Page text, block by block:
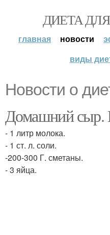
ДИЕТА
главная новости
виды
Новости о
Домашний сыр.
- 1 литр молока.
- 1 ст. л. соли.
-200-300 Г. сметаны.
- 3 яйца.